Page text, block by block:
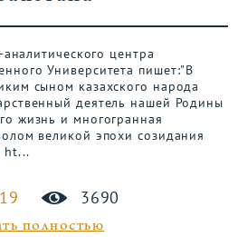
центра
Университета пишет:"В
сыном казахского народа
деятель нашей Родины
жизнь и многогранная
великой эпохи созидания
ht...
3690
полностью